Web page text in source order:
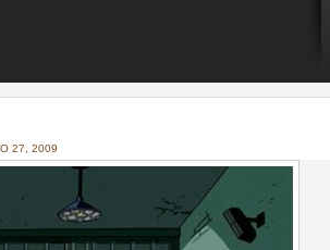
temporadas de Game
mejores tráilers
27, 2009